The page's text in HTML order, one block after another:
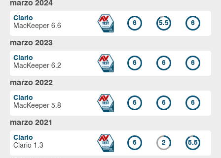
marzo 2024
Clario
MacKeeper 6.6
6 5.5 6
marzo 2023
Clario
MacKeeper 6.2
6 6 6
marzo 2022
Clario
MacKeeper 5.8
6 6 6
marzo 2021
Clario
Clario 1.3
6 2 5.5